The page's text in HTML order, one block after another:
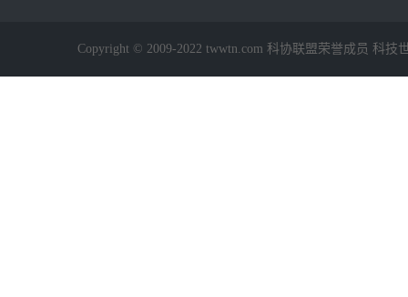
Copyright © 2009-2022 twwtn.com 科协联盟荣誉成员 科